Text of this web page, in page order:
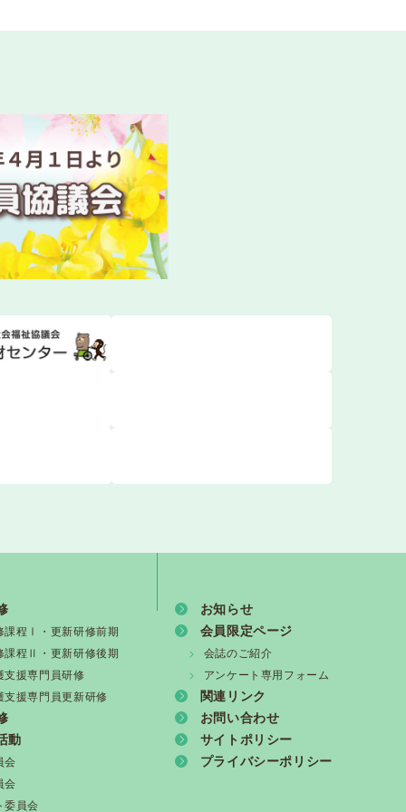
課程Ⅰ・更新研修前期
課程Ⅱ・更新研修後期
支援専門員研修
支援専門員更新研修
動
会
会
委員会
お知らせ
会員限定ページ
会誌のご紹介
アンケート専用フォーム
関連リンク
お問い合わせ
サイトポリシー
プライバシーポリシー